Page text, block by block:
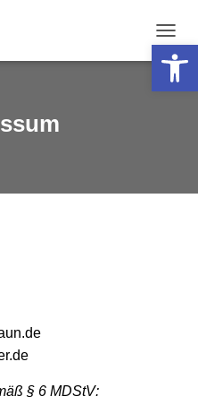
Werkzeugleiste öffnen
N
A
I
N
§ 6 MDStV: